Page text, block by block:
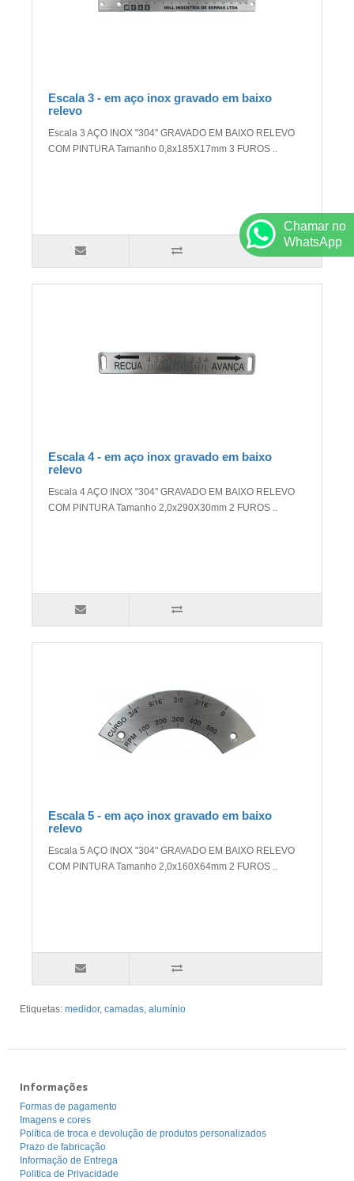
Escala 3 - em aço inox gravado em baixo
relevo
Escala 3 AÇO INOX "304" GRAVADO EM BAIXO RELEVO
COM PINTURA Tamanho 0,8x185X17mm 3 FUROS ..
Escala 4 - em aço inox gravado em baixo
relevo
Escala 4 AÇO INOX "304" GRAVADO EM BAIXO RELEVO
COM PINTURA Tamanho 2,0x290X30mm 2 FUROS ..
Escala 5 - em aço inox gravado em baixo
relevo
Escala 5 AÇO INOX "304" GRAVADO EM BAIXO RELEVO
COM PINTURA Tamanho 2,0x160X64mm 2 FUROS ..
Etiquetas: medidor, camadas, alumínio
Informações
Formas de pagamento
Imagens e cores
Política de troca e devolução de produtos personalizados
Prazo de fabricação
Informação de Entrega
Politica de Privacidade
Chamar no
WhatsApp